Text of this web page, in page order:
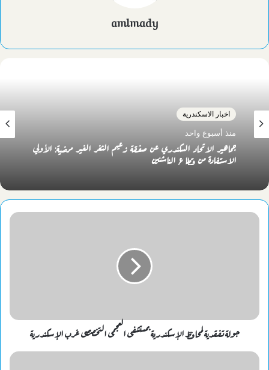
amlmady
اخبار الاسكندرية
منذ أسبوع واحد
جماهير الاتحاد السكندري عن صفقة زعيم الثغر الغير مرضية: الأولي
الاستفادة من قطاع الناشئين
جولة تفقدية لمحافظ الإسكندرية بمستشفى العجمى التخصصى غرب الإسكندرية